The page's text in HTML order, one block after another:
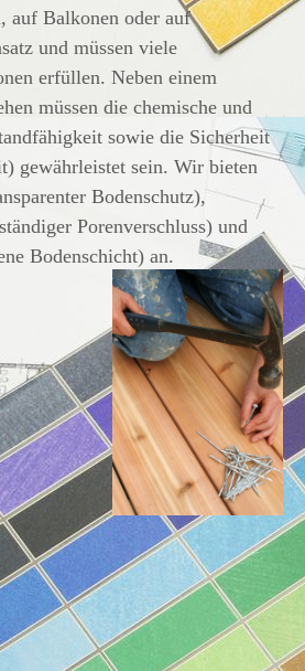
auf Balkonen oder auf
und müssen viele
erfüllen. Neben einem
müssen die chemische und
sowie die Sicherheit
gewährleistet sein. Wir bieten
Bodenschutz),
Porenverschluss) und
Bodenschicht) an.